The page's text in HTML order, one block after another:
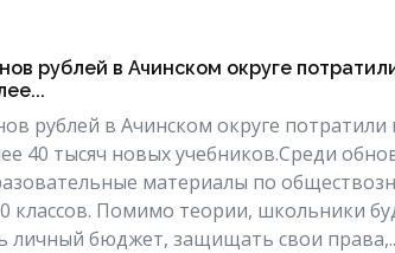
рублей в Ачинском округе
рублей в Ачинском округе потратили
40 тысяч новых учебников.Среди
материалы по
классов. Помимо теории, школьники
личный бюджет, защищать свои